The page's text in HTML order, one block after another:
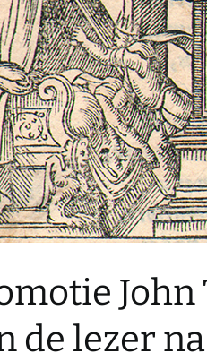
de lezer